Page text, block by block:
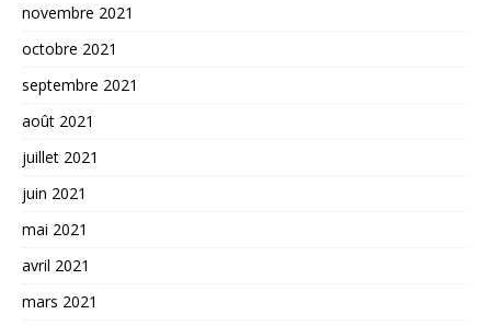
novembre 2021
octobre 2021
septembre 2021
août 2021
juillet 2021
juin 2021
mai 2021
avril 2021
mars 2021